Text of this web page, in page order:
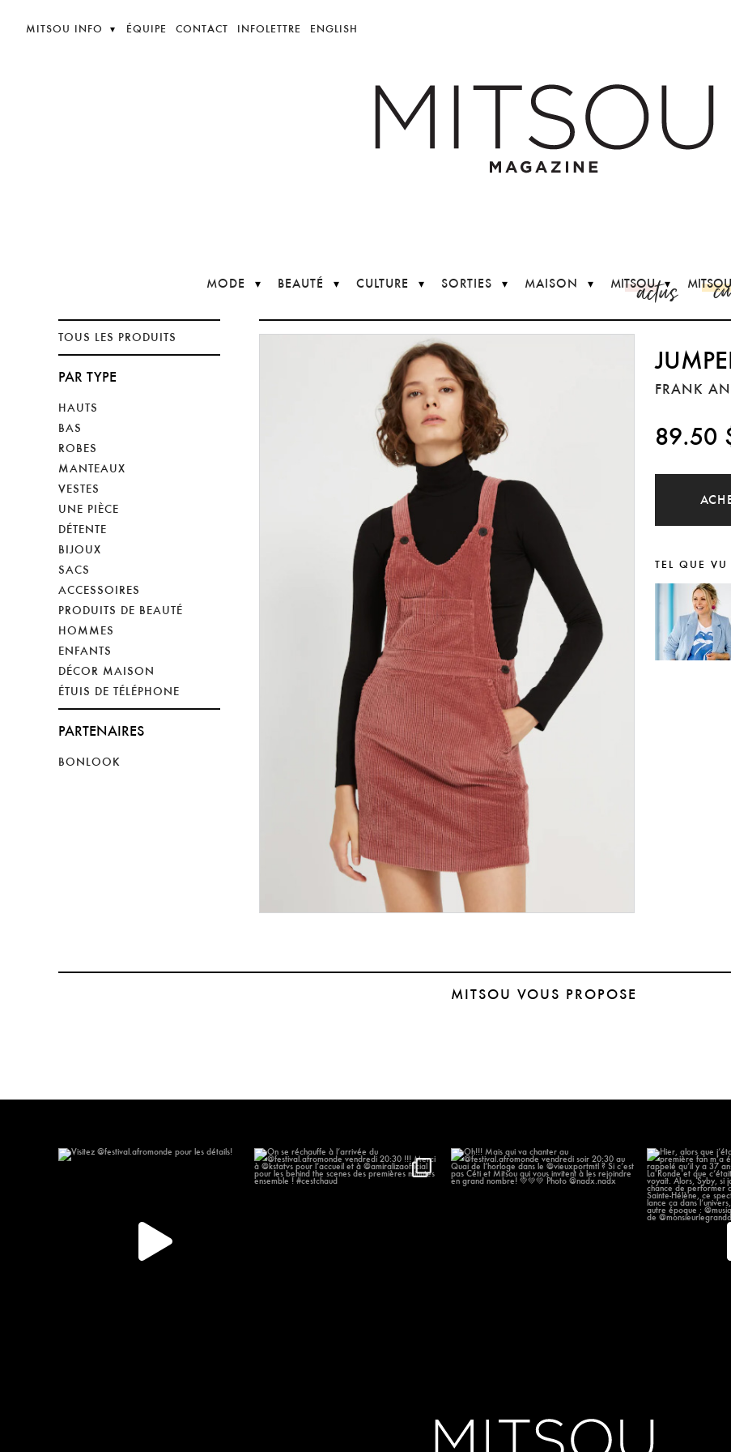
MITSOU INFO ÉQUIPE CONTACT INFOLETTRE ENGLISH
MODE BEAUTÉ CULTURE SORTIES MAISON MITSOUactus MITSOU
TOUS LES PRODUITS
PAR TYPE
HAUTS
BAS
ROBES
MANTEAUX
VESTES
UNE PIÈCE
DÉTENTE
BIJOUX
SACS
ACCESSOIRES
PRODUITS DE BEAUTÉ
HOMMES
ENFANTS
DÉCOR MAISON
ÉTUIS DE TÉLÉPHONE
PARTENAIRES
BONLOOK
FRANK
89.50
TEL QUE VU
MITSOU VOUS PROPOSE
On se réchauffe à l’arrivée du...
Oh!!! Mais qui va chanter au
@festival.afromonde...
Hier, alors que